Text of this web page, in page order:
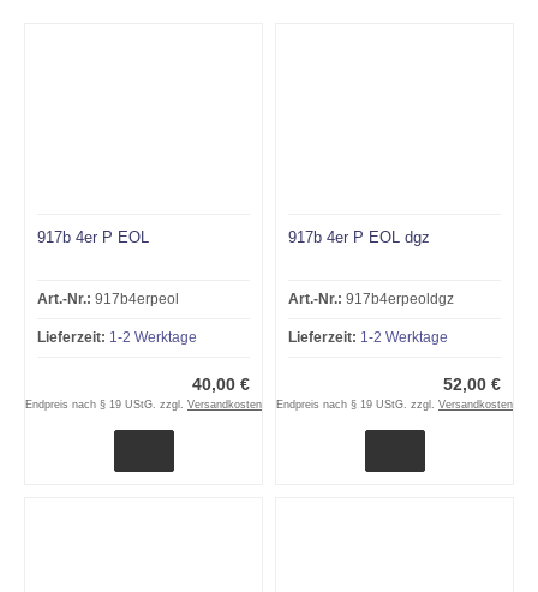
917b 4er P EOL
Art.-Nr.: 917b4erpeol
Lieferzeit: 1-2 Werktage
40,00 €
Endpreis nach § 19 UStG. zzgl. Versandkosten
917b 4er P EOL dgz
Art.-Nr.: 917b4erpeoldgz
Lieferzeit: 1-2 Werktage
52,00 €
Endpreis nach § 19 UStG. zzgl. Versandkosten